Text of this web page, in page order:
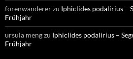
forenwandererzu Iphiclides podalirius –
Frühjahr
ursula mengzu Iphiclides podalirius –
Frühjahr